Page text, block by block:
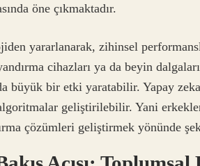
öne çıkmaktadır.
yararlanarak, zihinsel
cihazları ya da beyin
büyük bir etki yaratabilir. Yapay
geliştirilebilir. Yani
çözümleri geliştirmek yönünde